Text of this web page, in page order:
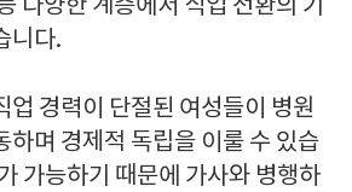
다양한 계층에서 직업 전환의 기
니다.
업 경력이 단절된 여성들이 병원
하며 경제적 독립을 이룰 수 있습
가능하기 때문에 가사와 병행하